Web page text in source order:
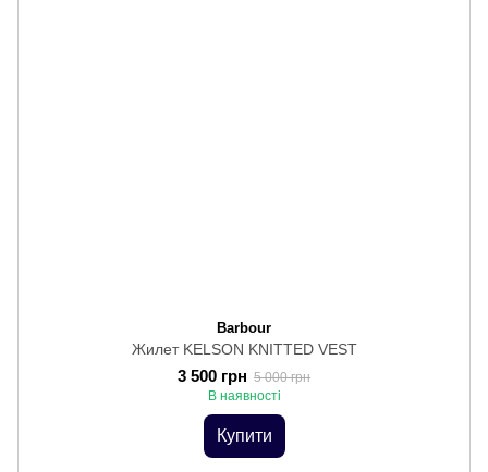
Barbour
Жилет KELSON KNITTED VEST
3 500 грн 5 000 грн
В наявності
Купити